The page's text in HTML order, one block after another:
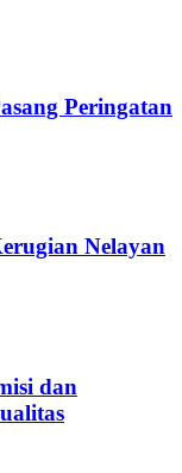
Peringatan
Nelayan
dan